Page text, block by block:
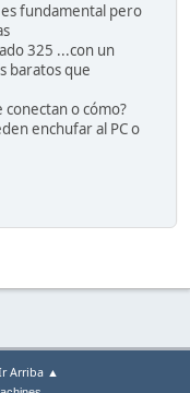
fundamental pero
325 ...con un
baratos que
conectan o cómo?
enchufar al PC o
Arriba ▲